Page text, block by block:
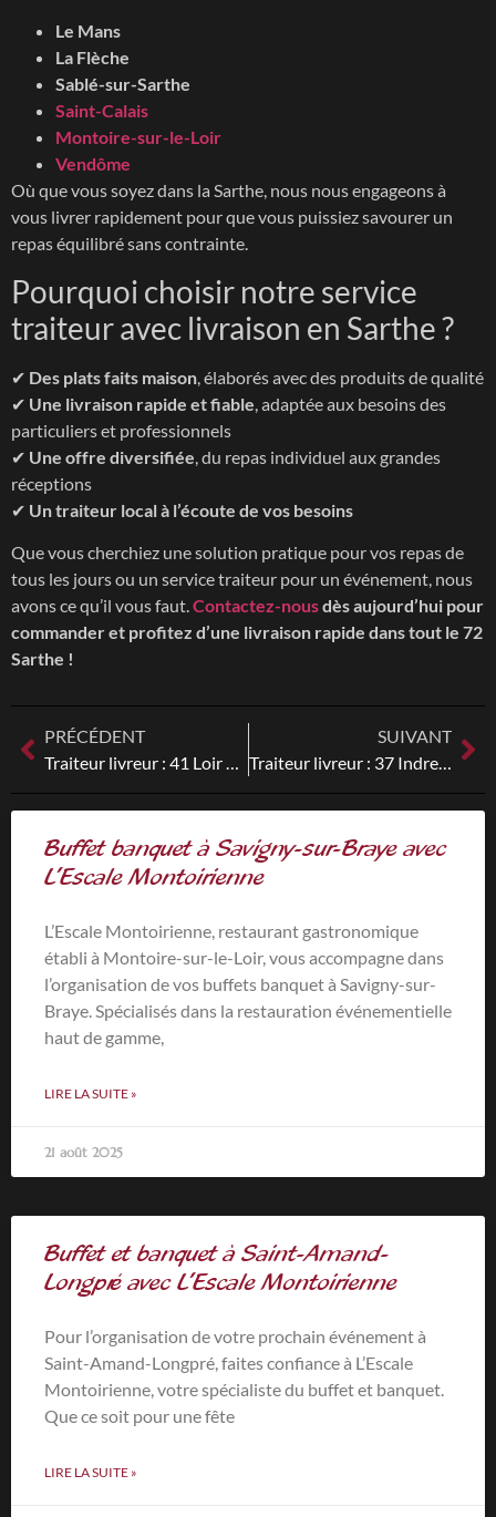
Le Mans
La Flèche
Sablé-sur-Sarthe
Saint-Calais
Montoire-sur-le-Loir
Vendôme
Où que vous soyez dans la Sarthe, nous nous engageons à
vous livrer rapidement pour que vous puissiez savourer un
repas équilibré sans contrainte.
Pourquoi choisir notre service
traiteur avec livraison en Sarthe ?
✔ Des plats faits maison , élaborés avec des produits de qualité
✔ Une livraison rapide et fiable , adaptée aux besoins des
particuliers et professionnels
✔ Une offre diversifiée , du repas individuel aux grandes
réceptions
✔ Un traiteur local à l’écoute de vos besoins
Que vous cherchiez une solution pratique pour vos repas de
tous les jours ou un service traiteur pour un événement, nous
avons ce qu’il vous faut.Contactez-nousdès aujourd’hui pour
commander et profitez d’une livraison rapide dans tout le 72
Sarthe !
PRÉCÉDENT
SUIVANT
Traiteur livreur : 37 Indre et Loire
Buffet banquet à Savigny-sur-Braye avec
L’Escale Montoirienne
L’Escale Montoirienne, restaurant gastronomique
établi à Montoire-sur-le-Loir, vous accompagne dans
l’organisation de vos buffets banquet à Savigny-sur-
Braye. Spécialisés dans la restauration événementielle
haut de gamme,
LIRE LA SUITE »
21 août 2025
Buffet et banquet à Saint-Amand-
Longpré avec L’Escale Montoirienne
Pour l’organisation de votre prochain événement à
Saint-Amand-Longpré, faites confiance à L’Escale
Montoirienne, votre spécialiste du buffet et banquet.
Que ce soit pour une fête
LIRE LA SUITE »